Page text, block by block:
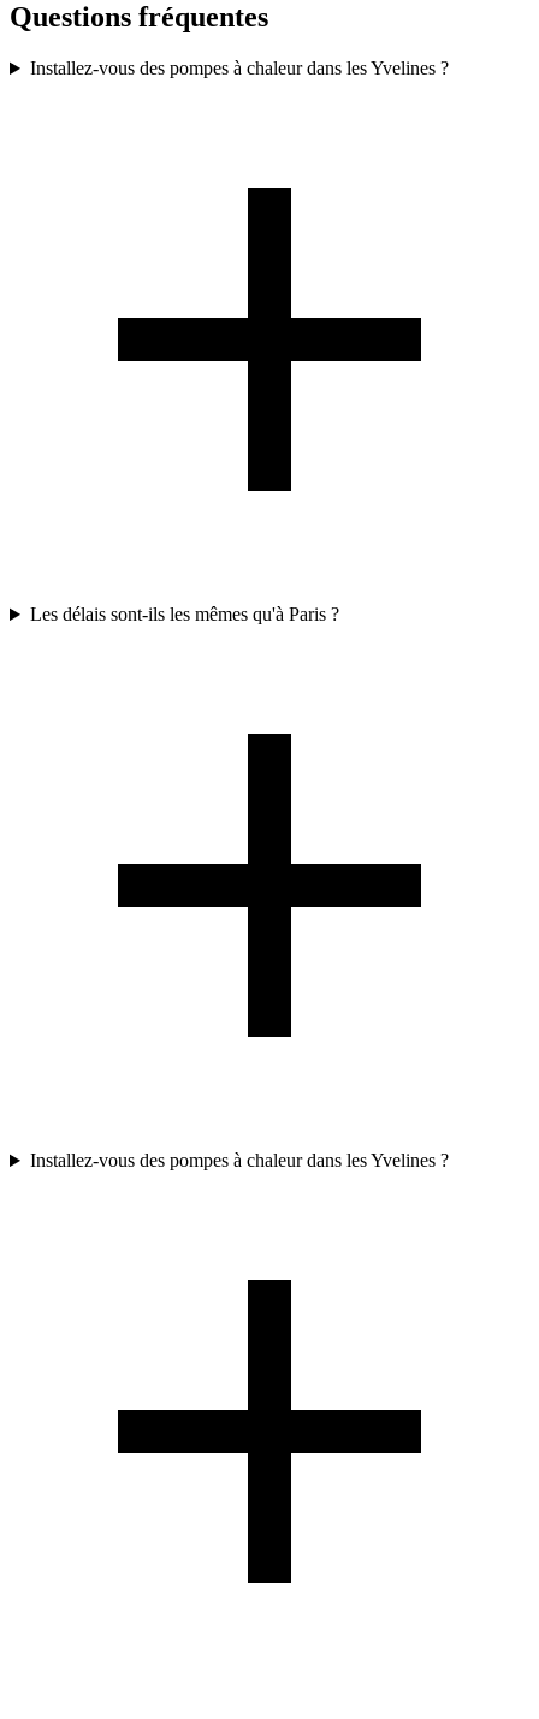
Questions fréquentes
Installez-vous des pompes à chaleur dans les Yvelines ?
Les délais sont-ils les mêmes qu'à Paris ?
Installez-vous des pompes à chaleur dans les Yvelines ?